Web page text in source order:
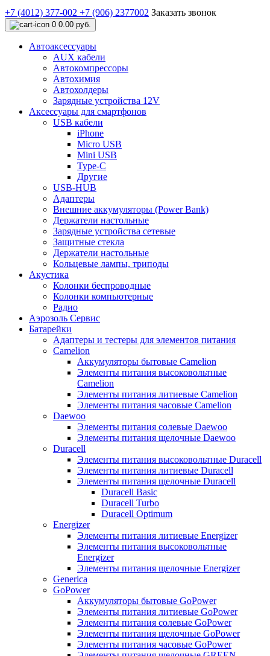
+7 (4012) 377-002 +7 (906) 2377002 Заказать звонок
0 0.00 руб.
Автоаксессуары
AUX кабели
Автокомпрессоры
Автохимия
Автохолдеры
Зарядные устройства 12V
Аксессуары для смартфонов
USB кабели
iPhone
Micro USB
Mini USB
Type-C
Другие
USB-HUB
Адаптеры
Внешние аккумуляторы (Power Bank)
Держатели настольные
Зарядные устройства сетевые
Защитные стекла
Держатели настольные
Кольцевые лампы, триподы
Акустика
Колонки беспроводные
Колонки компьютерные
Радио
Аэрозоль Сервис
Батарейки
Aдаптеры и тестеры для элементов питания
Camelion
Аккумуляторы бытовые Camelion
Элементы питания высоковольтные
Camelion
Элементы питания литиевые Camelion
Элементы питания часовые Camelion
Daewoo
Элементы питания солевые Daewoo
Элементы питания щелочные Daewoo
Duracell
Элементы питания высоковольтные Duracell
Элементы питания литиевые Duracell
Элементы питания щелочные Duracell
Duracell Basic
Duracell Turbo
Duracell Optimum
Energizer
Элементы питания литиевые Energizer
Элементы питания высоковольтные
Energizer
Элементы питания щелочные Energizer
Generica
GoPower
Аккумуляторы бытовые GoPower
Элементы питания литиевые GoPower
Элементы питания солевые GoPower
Элементы питания щелочные GoPower
Элементы питания часовые GoPower